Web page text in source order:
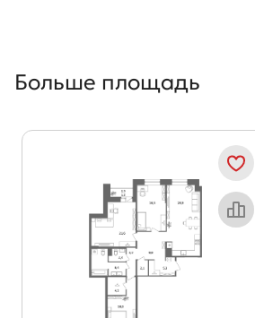
Больше площадь
Объект месяца